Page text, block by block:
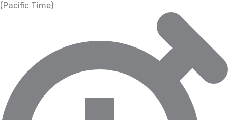
(Pacific Time)